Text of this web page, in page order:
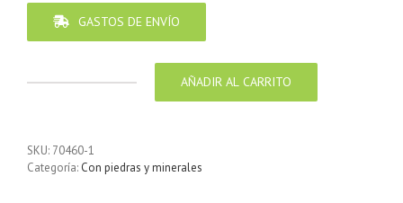
GASTOS DE ENVÍO
diseño
Tubo
AÑADIR AL CARRITO
SKU: 70460-1
Categoría: Con piedras y minerales